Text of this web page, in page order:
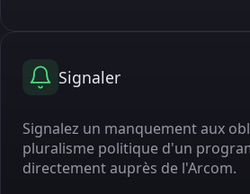
Signaler
Signalez un manquement aux
pluralisme politique d'un
directement auprès de l'Arcom.